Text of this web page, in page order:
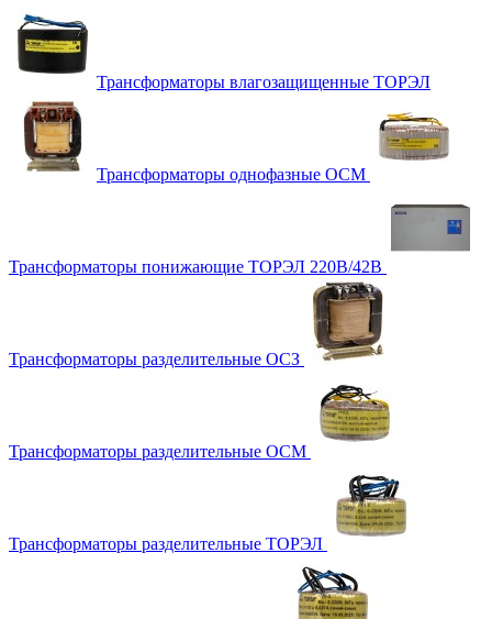
Трансформаторы влагозащищенные ТОРЭЛ
Трансформаторы однофазные ОСМ
Трансформаторы понижающие ТОРЭЛ 220В/42В
Трансформаторы разделительные ОСЗ
Трансформаторы разделительные ОСМ
Трансформаторы разделительные ТОРЭЛ